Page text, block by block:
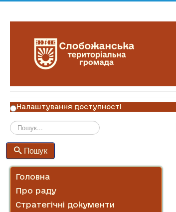
Налаштування доступності
Пошук
Головна
Про раду
Стратегічні документи